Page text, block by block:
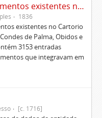
Sumário alfabético dos documentos existentes no Cartório da Ilustríssima e Excelentíssima Casa dos senhores condes de Palma, Óbidos e Sabugal
1836
existentes no Cartorio
de Palma, Obidos e
3153 entradas
que integravam em
[c. 1716]